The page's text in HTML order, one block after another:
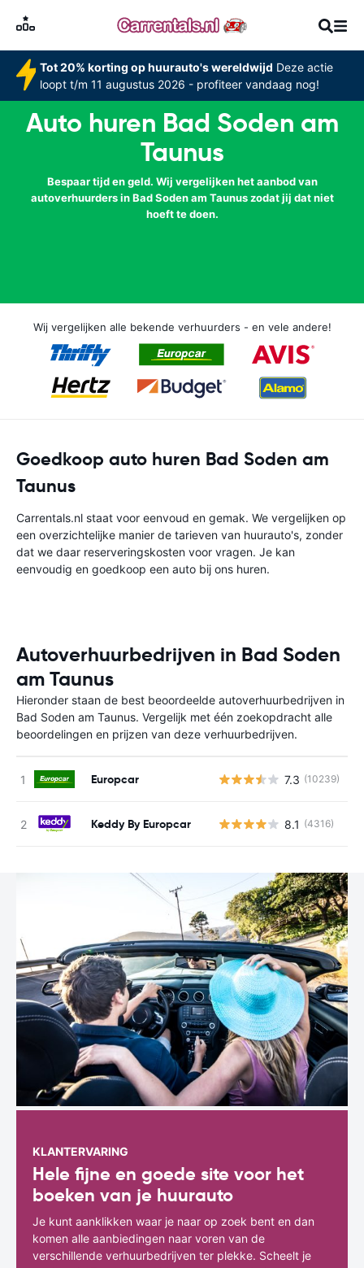
Tot 20% korting op huurauto's wereldwijd Deze actie
loopt t/m 11 augustus 2026 - profiteer vandaag nog!
Auto huren Bad Soden am
Taunus
Bespaar tijd en geld. Wij vergelijken het aanbod van
autoverhuurders in Bad Soden am Taunus zodat jij dat niet
hoeft te doen.
Wij vergelijken alle bekende verhuurders - en vele andere!
Goedkoop auto huren Bad Soden am
Taunus
Carrentals.nl staat voor eenvoud en gemak. We vergelijken op
een overzichtelijke manier de tarieven van huurauto's, zonder
dat we daar reserveringskosten voor vragen. Je kan
eenvoudig en goedkoop een auto bij ons huren.
Autoverhuurbedrijven in Bad Soden
am Taunus
Hieronder staan de best beoordeelde autoverhuurbedrijven in
Bad Soden am Taunus. Vergelijk met één zoekopdracht alle
beoordelingen en prijzen van deze verhuurbedrijven.
Europcar 7.3 (10239)
Keddy By Europcar 8.1 (4316)
KLANTERVARING
Hele fijne en goede site voor het
boeken van je huurauto
Je kunt aanklikken waar je naar op zoek bent en dan
komen alle aanbiedingen naar voren van de
verschillende verhuurbedrijven ter plekke. Scheelt je